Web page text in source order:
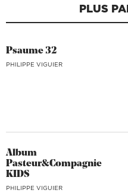
PLUS
Psaume 32
PHILIPPE VIGUIER
Album
Pasteur&Compagnie
KIDS
PHILIPPE VIGUIER